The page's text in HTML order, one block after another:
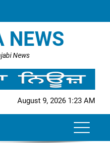
NEWS
News
August 9, 2026 1:23 AM